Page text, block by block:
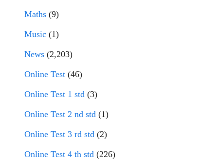
Maths (9)
Music (1)
News (2,203)
Online Test (46)
Online Test 1 std (3)
Online Test 2 nd std (1)
Online Test 3 rd std (2)
Online Test 4 th std (226)